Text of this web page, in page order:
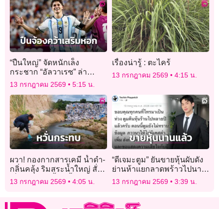
“ปืนใหญ่” จัดหนักเล็ง
กระชาก “อัลวาเรซ” ล่า
ตาข่าย
13 กรกฎาคม 2569 5:15 น.
เรื่องน่ารู้ : ตะไคร้
13 กรกฎาคม 2569 4:15 น.
ผวา! กองกากสารเคมี น้ำดำ-
กลิ่นคลุ้ง ริมสระน้ำใหญ่ สั่ง
เก็บตัวอย่าง-จี้ขนทิ้ง
13 กรกฎาคม 2569 4:05 น.
“ดีเจมะตูม” ยันขายหุ้นผับดัง
ย่านห้าแยกลาดพร้าวไปนาน
แล้ว หลังล่าสุดไฟเผาวอด!
13 กรกฎาคม 2569 3:39 น.